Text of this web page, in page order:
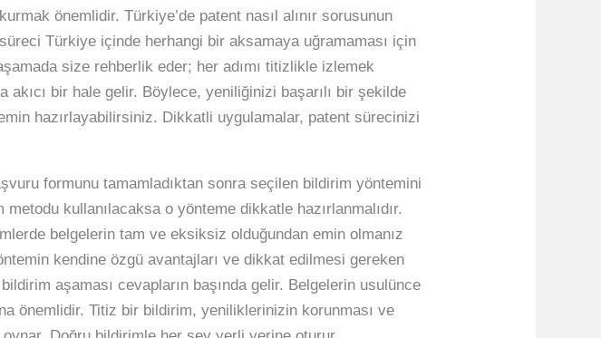
önemlidir. Türkiye’de patent nasıl alınır sorusunun
Türkiye içinde herhangi bir aksamaya uğramaması için
size rehberlik eder; her adımı titizlikle izlemek
akıcı bir hale gelir. Böylece, yeniliğinizi başarılı bir şekilde
hazırlayabilirsiniz. Dikkatli uygulamalar, patent sürecinizi
formunu tamamladıktan sonra seçilen bildirim yöntemini
kullanılacaksa o yönteme dikkatle hazırlanmalıdır.
belgelerin tam ve eksiksiz olduğundan emin olmanız
kendine özgü avantajları ve dikkat edilmesi gereken
aşaması cevapların başında gelir. Belgelerin usulünce
önemlidir. Titiz bir bildirim, yeniliklerinizin korunması ve